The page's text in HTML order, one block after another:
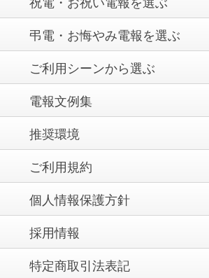
祝電・お祝い電報を選ぶ
弔電・お悔やみ電報を選ぶ
ご利用シーンから選ぶ
電報文例集
推奨環境
ご利用規約
個人情報保護方針
採用情報
特定商取引法表記